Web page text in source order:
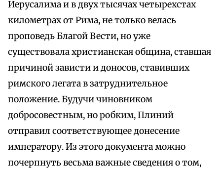
Иерусалима и в двух тысячах четырехстах
километрах от Рима, не только велась
проповедь Благой Вести, но уже
существовала христианская община, ставшая
причиной зависти и доносов, ставивших
римского легата в затруднительное
положение. Будучи чиновником
добросовестным, но робким, Плиний
отправил соответствующее донесение
императору. Из этого документа можно
почерпнуть весьма важные сведения о том,